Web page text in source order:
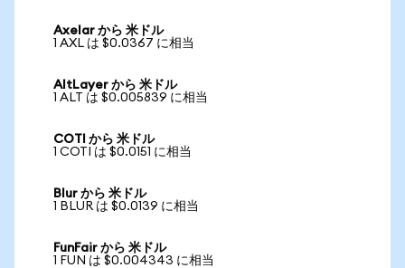
Axelar から 米ドル
1 AXL は $0.0367 に相当
AltLayer から 米ドル
1 ALT は $0.005839 に相当
COTI から 米ドル
1 COTI は $0.0151 に相当
Blur から 米ドル
1 BLUR は $0.0139 に相当
FunFair から 米ドル
1 FUN は $0.004343 に相当